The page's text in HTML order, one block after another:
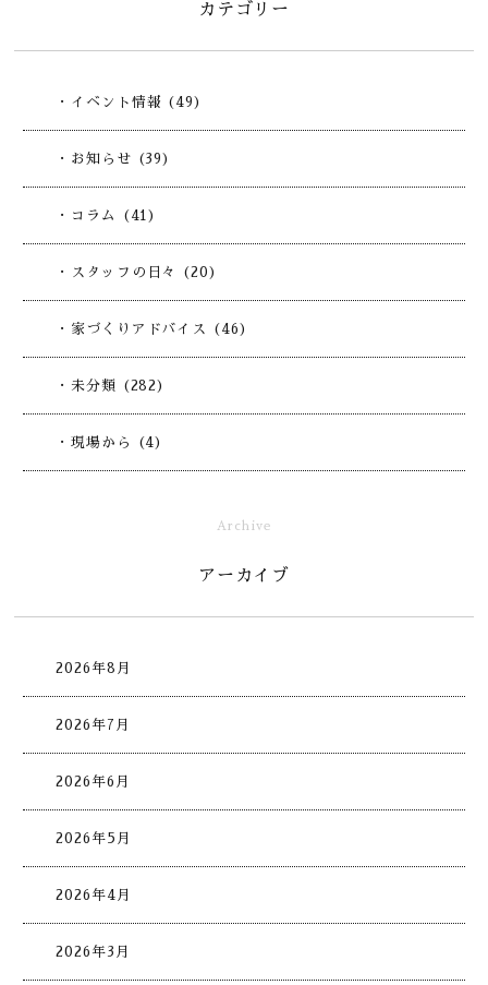
カテゴリー
・イベント情報 (49)
・お知らせ (39)
・コラム (41)
・スタッフの日々 (20)
・家づくりアドバイス (46)
・未分類 (282)
・現場から (4)
Archive
アーカイブ
2026年8月
2026年7月
2026年6月
2026年5月
2026年4月
2026年3月